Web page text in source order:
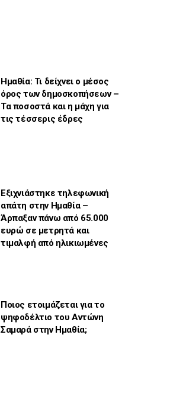
Ημαθία: Τι δείχνει ο μέσος
όρος των δημοσκοπήσεων –
Τα ποσοστά και η μάχη για
τις τέσσερις έδρες
Εξιχνιάστηκε τηλεφωνική
απάτη στην Ημαθία –
Άρπαξαν πάνω από 65.000
ευρώ σε μετρητά και
τιμαλφή από ηλικιωμένες
Ποιος ετοιμάζεται για το
ψηφοδέλτιο του Αντώνη
Σαμαρά στην Ημαθία;